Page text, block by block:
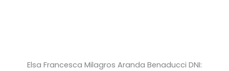
Elsa Francesca Milagros Aranda Benaducci DNI: